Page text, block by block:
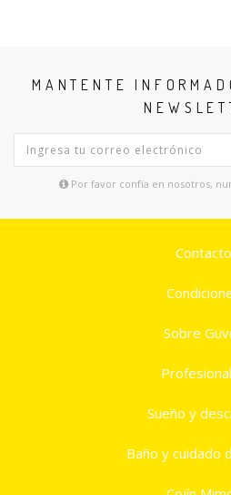
MANTENTE
Por favor confía en nosotros,
Contacto
Sobre
Sueño y
Baño y cuidado